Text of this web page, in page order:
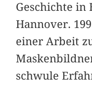
Geschichte in
Hannover.
einer Arbeit
schwule